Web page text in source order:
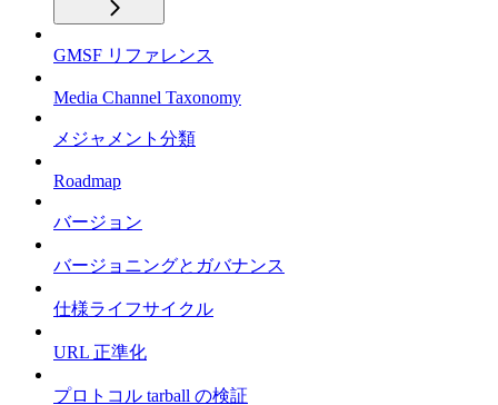
GMSF リファレンス
Media Channel Taxonomy
メジャメント分類
Roadmap
バージョン
バージョニングとガバナンス
仕様ライフサイクル
URL 正準化
プロトコル tarball の検証